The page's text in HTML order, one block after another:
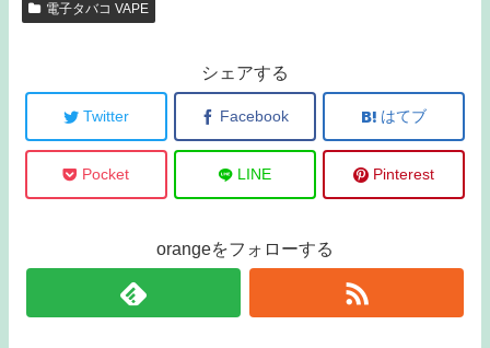
電子タバコ VAPE
シェアする
Twitter Facebook はてブ
Pocket LINE Pinterest
orangeをフォローする